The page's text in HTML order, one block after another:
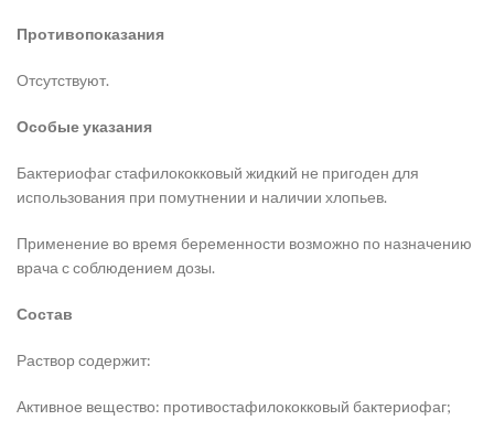
Противопоказания
Отсутствуют.
Особые указания
Бактериофаг стафилококковый жидкий не пригоден для
использования при помутнении и наличии хлопьев.
Применение во время беременности возможно по назначению
врача с соблюдением дозы.
Состав
Раствор содержит:
Активное вещество: противостафилококковый бактериофаг;